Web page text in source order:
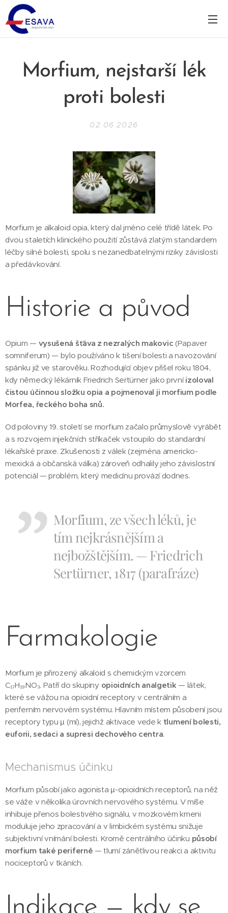
Morfium, nejstarší lék
proti bolesti
02.06.2026
Morfium je alkaloid opia, který dal jméno celé třídě látek. Po
dvou staletích klinického použití zůstává zlatým standardem
léčby silné bolesti, spolu s nezanedbatelnými riziky závislosti
a předávkování.
Historie a původ
Opium — vysušená šťáva z nezralých makovic (Papaver
somniferum) — bylo používáno k tišení bolesti a navozování
spánku již ve starověku. Rozhodující objev přišel roku 1804,
kdy německý lékárník Friedrich Sertürner jako prvníizoloval
čistou účinnou složku opia a pojmenoval ji morfium podle
Morfea, řeckého boha snů.
Od poloviny 19. století se morfium začalo průmyslově vyrábět
a s rozvojem injekčních stříkaček vstoupilo do standardní
lékařské praxe. Zkušenosti z válek (zejména americko-
mexická a občanská válka) zároveň odhalily jeho závislostní
potenciál — problém, který medicínu provází dodnes.
Morfium, ze všech léků, je
tím nejkrásnějším a
nejbožštějším. — Friedrich
Sertürner, 1817 (parafráze)
Farmakologie
Morfium je přirozený alkaloid s chemickým vzorcem
C₁₇H₁₉NO₃. Patří do skupiny opioidních analgetik — látek,
které se vážou na opioidní receptory v centrálním a
periferním nervovém systému. Hlavním místem působení jsou
receptory typu µ (mí), jejichž aktivace vede k tlumení bolesti,
euforii, sedaci a supresi dechového centra.
Mechanismus účinku
Morfium působí jako agonista µ-opioidních receptorů, na něž
se váže v několika úrovních nervového systému. V míše
inhibuje přenos bolestivého signálu, v mozkovém kmeni
moduluje jeho zpracování a v limbickém systému snižuje
subjektivní vnímání bolesti. Kromě centrálního účinku působí
morfium také periferně — tlumí zánětlivou reakci a aktivitu
nociceptorů v tkáních.